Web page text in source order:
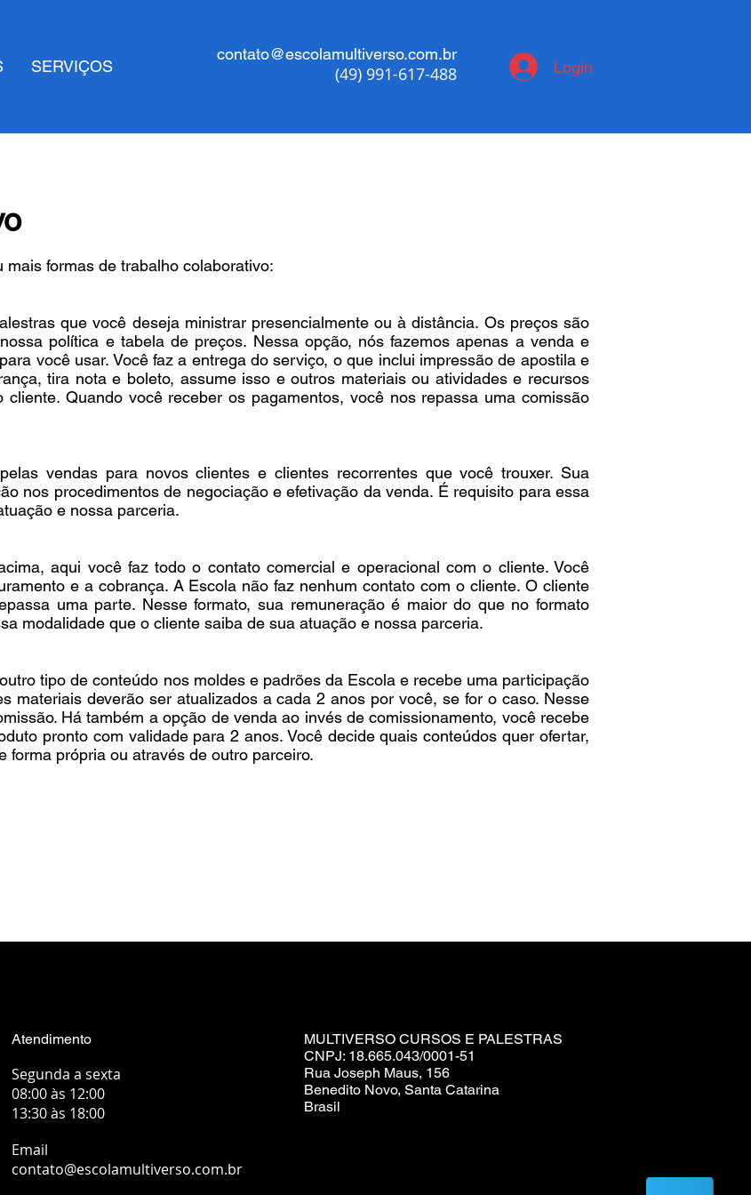
SERVIÇOS
contato@escolamultiverso.com.br
(49) 991-617-488 Login
formas de trabalho colaborativo:
que você deseja ministrar presencialmente ou à distância. Os preços são
política e tabela de preços. Nessa opção, nós fazemos apenas a venda e
você usar. Você faz a entrega do serviço, o que inclui impressão de apostila e
tira nota e boleto, assume isso e outros materiais ou atividades e recursos
Quando você receber os pagamentos, você nos repassa uma comissão
vendas para novos clientes e clientes recorrentes que você trouxer. Sua
nos procedimentos de negociação e efetivação da venda. É requisito para essa
e nossa parceria.
aqui você faz todo o contato comercial e operacional com o cliente. Você
e a cobrança. A Escola não faz nenhum contato com o cliente. O cliente
uma parte. Nesse formato, sua remuneração é maior do que no formato
modalidade que o cliente saiba de sua atuação e nossa parceria.
tipo de conteúdo nos moldes e padrões da Escola e recebe uma participação
materiais deverão ser atualizados a cada 2 anos por você, se for o caso. Nesse
Há também a opção de venda ao invés de comissionamento, você recebe
pronto com validade para 2 anos. Você decide quais conteúdos quer ofertar,
forma própria ou através de outro parceiro.
Atendimento
Segunda a sexta
08:00 às 12:00
13:30 às 18:00
Email
contato@escolamultiverso.com.br
MULTIVERSO CURSOS E PALESTRAS
CNPJ: 18.665.043/0001-51
Rua Joseph Maus, 156
Benedito Novo, Santa Catarina
Brasil